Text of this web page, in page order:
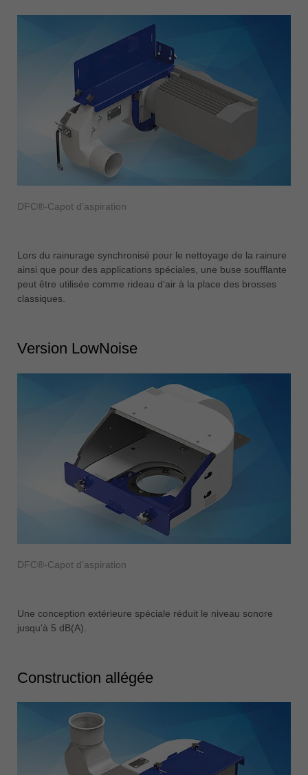
DFC®-Capot d’aspiration
Lors du rainurage synchronisé pour le nettoyage de la rainure
ainsi que pour des applications spéciales, une buse soufflante
peut être utilisée comme rideau d‘air à la place des brosses
classiques.
Version LowNoise
DFC®-Capot d’aspiration
Une conception extérieure spéciale réduit le niveau sonore
jusqu‘à 5 dB(A).
Construction allégée